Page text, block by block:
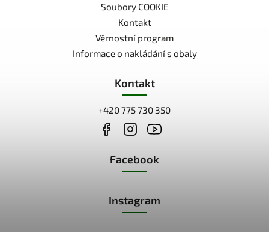
Soubory COOKIE
Kontakt
Věrnostní program
Informace o nakládání s obaly
Kontakt
+420 775 730 350
Facebook
Instagram